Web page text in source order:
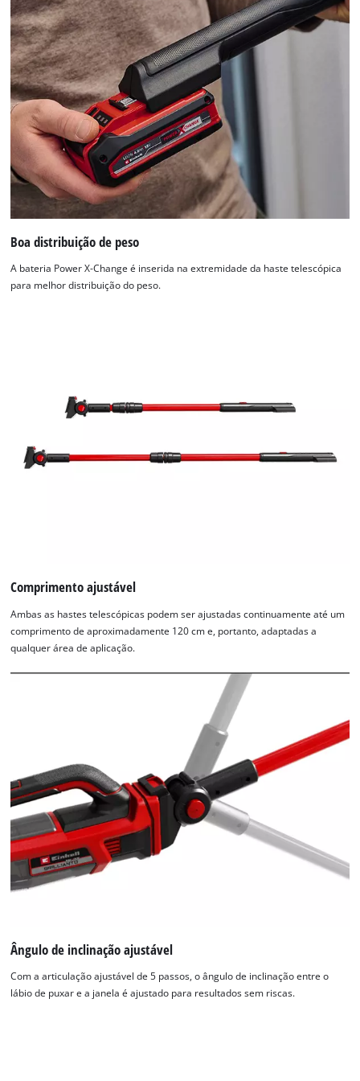
poder de sucção e resultados sem riscas.
Boa distribuição de peso
A bateria Power X-Change é inserida na extremidade da haste telescópica
para melhor distribuição do peso.
Comprimento ajustável
Ambas as hastes telescópicas podem ser ajustadas continuamente até um
comprimento de aproximadamente 120 cm e, portanto, adaptadas a
qualquer área de aplicação.
Ângulo de inclinação ajustável
Com a articulação ajustável de 5 passos, o ângulo de inclinação entre o
lábio de puxar e a janela é ajustado para resultados sem riscas.